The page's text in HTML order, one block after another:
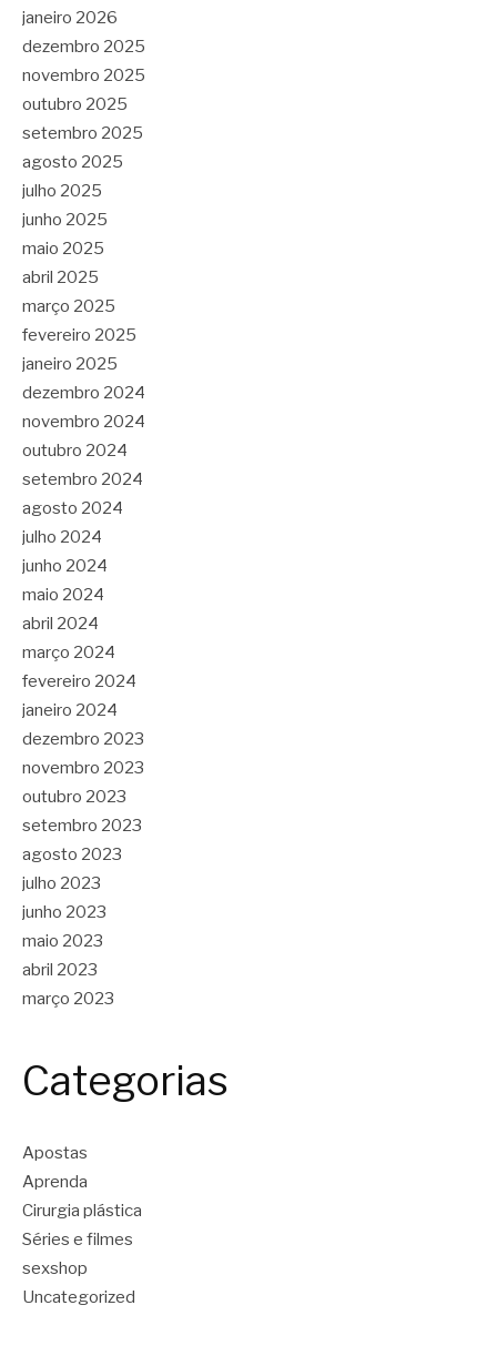
janeiro 2026
dezembro 2025
novembro 2025
outubro 2025
setembro 2025
agosto 2025
julho 2025
junho 2025
maio 2025
abril 2025
março 2025
fevereiro 2025
janeiro 2025
dezembro 2024
novembro 2024
outubro 2024
setembro 2024
agosto 2024
julho 2024
junho 2024
maio 2024
abril 2024
março 2024
fevereiro 2024
janeiro 2024
dezembro 2023
novembro 2023
outubro 2023
setembro 2023
agosto 2023
julho 2023
junho 2023
maio 2023
abril 2023
março 2023
Categorias
Apostas
Aprenda
Cirurgia plástica
Séries e filmes
sexshop
Uncategorized